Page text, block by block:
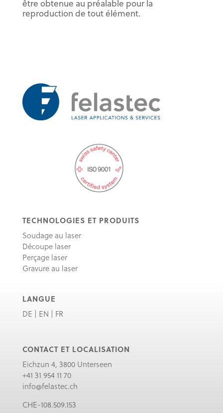
être obtenue au préalable pour la
reproduction de tout élément.
TECHNOLOGIES ET PRODUITS
Soudage au laser
Découpe laser
Perçage laser
Gravure au laser
LANGUE
DE EN FR
CONTACT ET LOCALISATION
Eichzun 4, 3800 Unterseen
+41 31 954 11 70
info@felastec.ch
CHE-108.509.153